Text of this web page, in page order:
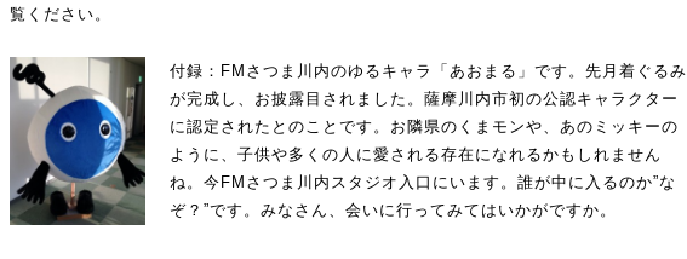
覧ください。
付録：FMさつま川内のゆるキャラ「あおまる」です。先月着ぐるみ
が完成し、お披露目されました。薩摩川内市初の公認キャラクター
に認定されたとのことです。お隣県のくまモンや、あのミッキーの
ように、子供や多くの人に愛される存在になれるかもしれません
ね。今FMさつま川内スタジオ入口にいます。誰が中に入るのか”な
ぞ？”です。みなさん、会いに行ってみてはいかがですか。